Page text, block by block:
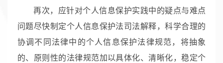
再次，应针对个人信息保护实践中的疑点与难点
问题尽快制定个人信息保护法司法解释，科学合理的
协调不同法律中的个人信息保护法律规范，将抽象
的、原则性的法律规范加以具体化、清晰化，稳定个